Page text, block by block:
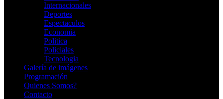
Internacionales
Deportes
Espectaculos
Economia
Politica
Policiales
Tecnologia
Galería de imágenes
Programación
Quienes Somos?
Contacto